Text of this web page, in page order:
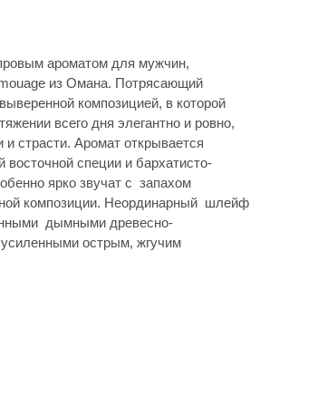
ароматом для мужчин,
из Омана. Потрясающий
композицией, в которой
всего дня элегантно и ровно,
страсти. Аромат открывается
специи и бархатисто-
ярко звучат с запахом
композиции. Неординарный шлейф
дымными древесно-
острым, жгучим